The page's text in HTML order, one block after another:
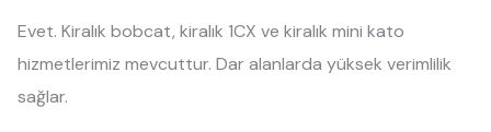
Evet. Kiralık bobcat, kiralık 1CX ve kiralık mini kato
hizmetlerimiz mevcuttur. Dar alanlarda yüksek verimlilik
sağlar.